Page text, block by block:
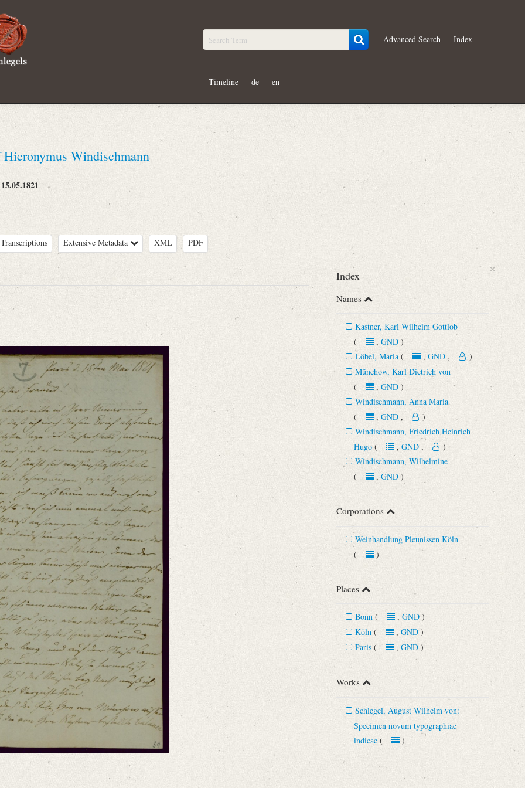
Advanced Search Index
Timeline de en
Windischmann
15.05.1821
Extensive Metadata XML PDF
diesen Brief [...]“
×
Index
Names
Kastner, Karl Wilhelm Gottlob
(, GND)
Löbel, Maria (, GND, )
Münchow, Karl Dietrich von
(, GND)
Windischmann, Anna Maria
(, GND, )
Windischmann, Friedrich Heinrich
Hugo (, GND, )
Windischmann, Wilhelmine
(, GND)
Corporations
Weinhandlung Pleunissen Köln
()
Places
Bonn (, GND)
Köln (, GND)
Paris (, GND)
Works
Schlegel, August Wilhelm von:
Specimen novum typographiae
indicae ()